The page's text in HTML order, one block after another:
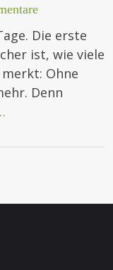
Die erste
ist, wie viele
Ohne
Denn